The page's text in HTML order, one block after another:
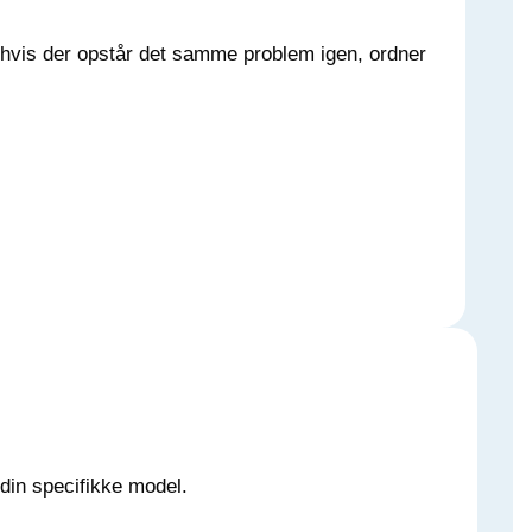
der opstår det samme problem igen, ordner
specifikke model.